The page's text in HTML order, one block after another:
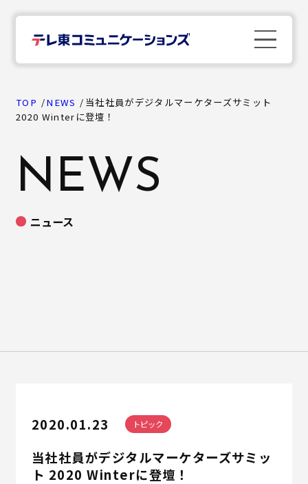
TOP
TOP NEWS
当社社員がデジタルマーケターズサミット
2020 Winterに登壇！
NEWS
ニュース
2020.01.23 トピック
当社社員がデジタルマーケターズサミッ
ト 2020 Winterに登壇！